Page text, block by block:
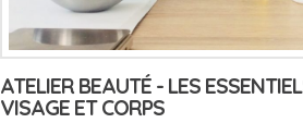
ATELIER BEAUTÉ - LES
VISAGE ET CORPS